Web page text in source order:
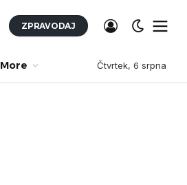
ZPRAVODAJ
More Čtvrtek, 6 srpna